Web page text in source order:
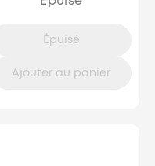
Épuisé
Ajouter au panier